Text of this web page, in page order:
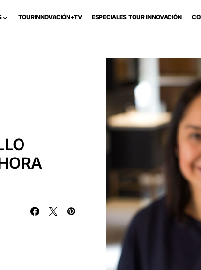
TOURINNOVACIÓN+TV ESPECIALES TOUR INNOVACIÓN